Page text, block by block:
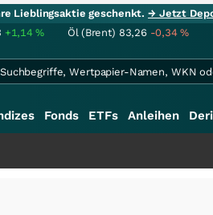
Lieblingsaktie geschenkt.→ Jetzt
+1,14% Öl (Brent) 83,26 -0,34%
Fonds ETFs Anleihen